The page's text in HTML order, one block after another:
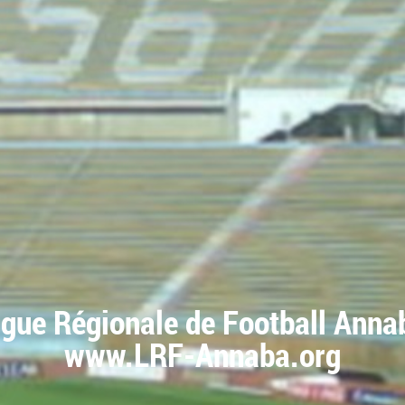
Régionale de Football
www.LRF-Annaba.org